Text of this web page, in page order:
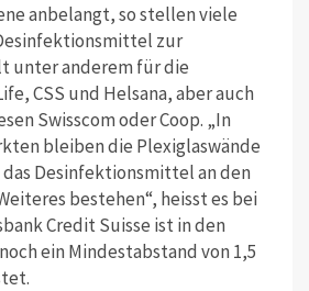
anbelangt, so stellen viele
zur
unter anderem für die
CSS und Helsana, aber auch
Swisscom oder Coop. „In
bleiben die Plexiglaswände
das Desinfektionsmittel an den
bestehen“, heisst es bei
Credit Suisse ist in den
ein Mindestabstand von 1,5